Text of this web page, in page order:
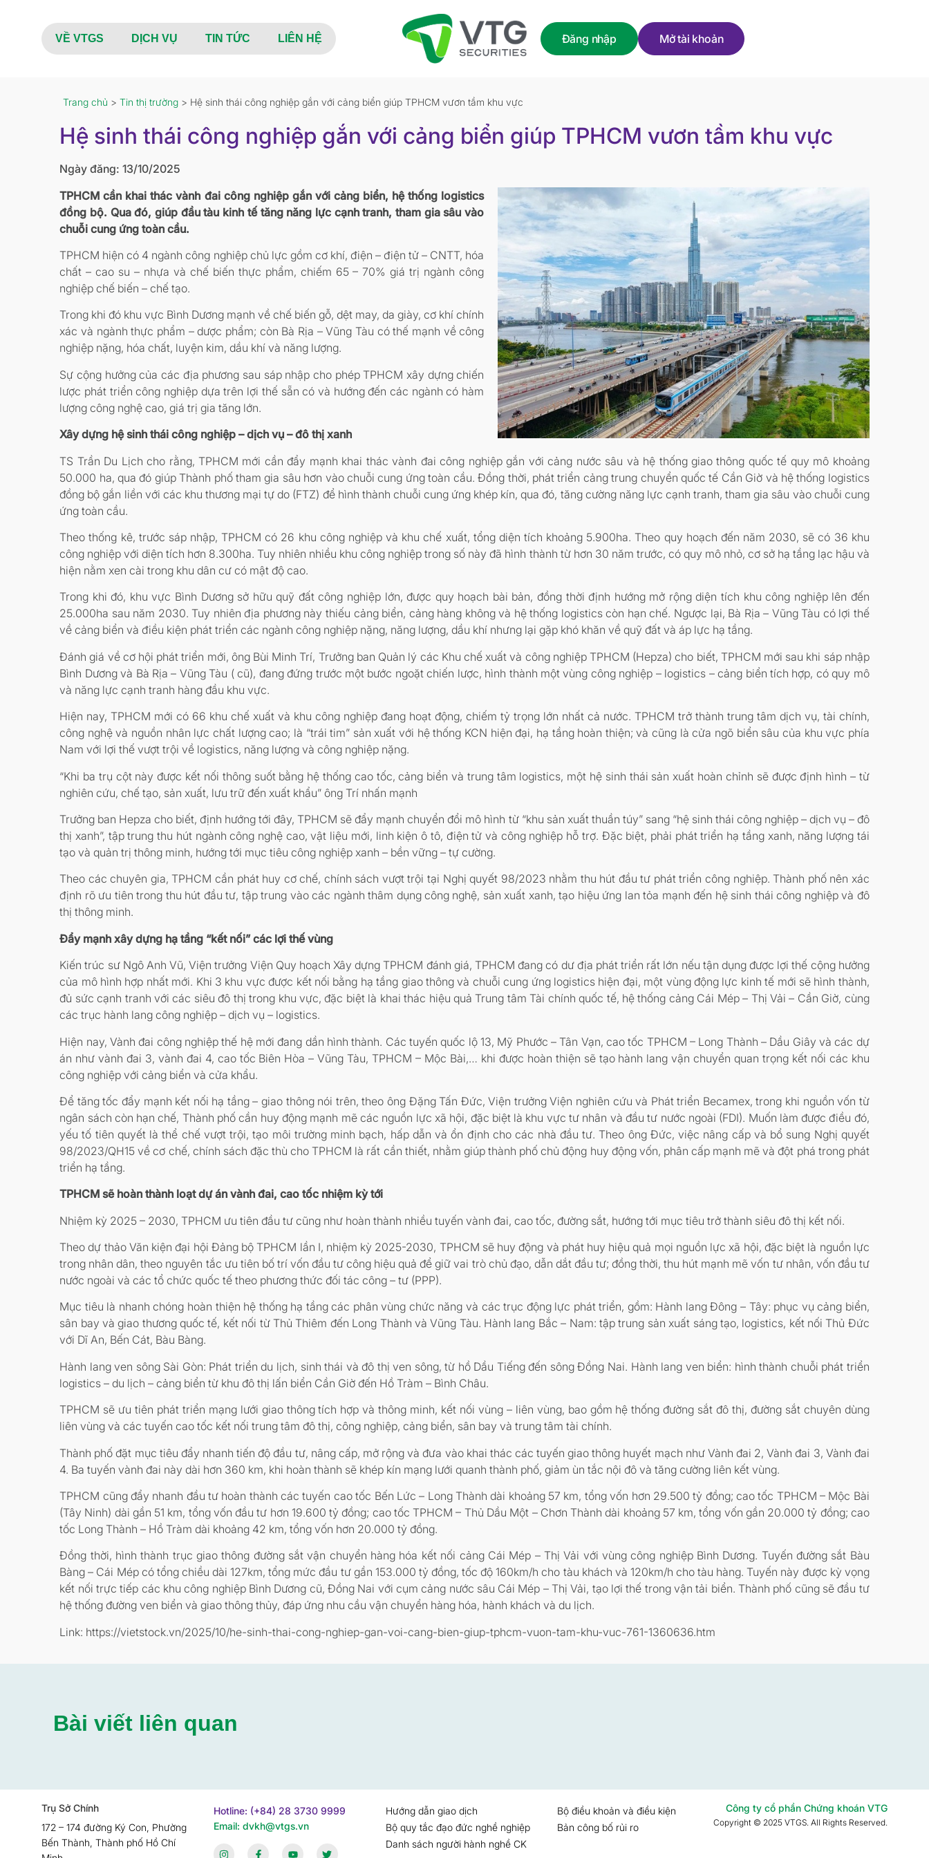
VỀ VTGS DỊCH VỤ TIN TỨC LIÊN HỆ Đăng nhập Mở tài khoản
Trang chủ >Tin thị trường > Hệ sinh thái công nghiệp gắn với cảng biển giúp TPHCM vươn tầm khu vực
Hệ sinh thái công nghiệp gắn với cảng biển giúp TPHCM vươn tầm khu vực
Ngày đăng: 13/10/2025
TPHCM cần khai thác vành đai công nghiệp gắn với cảng biển, hệ thống logistics
đồng bộ. Qua đó, giúp đầu tàu kinh tế tăng năng lực cạnh tranh, tham gia sâu vào
chuỗi cung ứng toàn cầu.
TPHCM hiện có 4 ngành công nghiệp chủ lực gồm cơ khí, điện – điện tử – CNTT, hóa
chất – cao su – nhựa và chế biến thực phẩm, chiếm 65 – 70% giá trị ngành công
nghiệp chế biến – chế tạo.
Trong khi đó khu vực Bình Dương mạnh về chế biến gỗ, dệt may, da giày, cơ khí chính
xác và ngành thực phẩm – dược phẩm; còn Bà Rịa – Vũng Tàu có thế mạnh về công
nghiệp nặng, hóa chất, luyện kim, dầu khí và năng lượng.
Sự cộng hưởng của các địa phương sau sáp nhập cho phép TPHCM xây dựng chiến
lược phát triển công nghiệp dựa trên lợi thế sẵn có và hướng đến các ngành có hàm
lượng công nghệ cao, giá trị gia tăng lớn.
Xây dựng hệ sinh thái công nghiệp – dịch vụ – đô thị xanh
TS Trần Du Lịch cho rằng, TPHCM mới cần đẩy mạnh khai thác vành đai công nghiệp gắn với cảng nước sâu và hệ thống giao thông quốc tế quy mô khoảng
50.000 ha, qua đó giúp Thành phố tham gia sâu hơn vào chuỗi cung ứng toàn cầu. Đồng thời, phát triển cảng trung chuyển quốc tế Cần Giờ và hệ thống logistics
đồng bộ gắn liền với các khu thương mại tự do (FTZ) để hình thành chuỗi cung ứng khép kín, qua đó, tăng cường năng lực cạnh tranh, tham gia sâu vào chuỗi cung
ứng toàn cầu.
Theo thống kê, trước sáp nhập, TPHCM có 26 khu công nghiệp và khu chế xuất, tổng diện tích khoảng 5.900ha. Theo quy hoạch đến năm 2030, sẽ có 36 khu
công nghiệp với diện tích hơn 8.300ha. Tuy nhiên nhiều khu công nghiệp trong số này đã hình thành từ hơn 30 năm trước, có quy mô nhỏ, cơ sở hạ tầng lạc hậu và
hiện nằm xen cài trong khu dân cư có mật độ cao.
Trong khi đó, khu vực Bình Dương sở hữu quỹ đất công nghiệp lớn, được quy hoạch bài bản, đồng thời định hướng mở rộng diện tích khu công nghiệp lên đến
25.000ha sau năm 2030. Tuy nhiên địa phương này thiếu cảng biển, cảng hàng không và hệ thống logistics còn hạn chế. Ngược lại, Bà Rịa – Vũng Tàu có lợi thế
về cảng biển và điều kiện phát triển các ngành công nghiệp nặng, năng lượng, dầu khí nhưng lại gặp khó khăn về quỹ đất và áp lực hạ tầng.
Đánh giá về cơ hội phát triển mới, ông Bùi Minh Trí, Trưởng ban Quản lý các Khu chế xuất và công nghiệp TPHCM (Hepza) cho biết, TPHCM mới sau khi sáp nhập
Bình Dương và Bà Rịa – Vũng Tàu ( cũ), đang đứng trước một bước ngoặt chiến lược, hình thành một vùng công nghiệp – logistics – cảng biển tích hợp, có quy mô
và năng lực cạnh tranh hàng đầu khu vực.
Hiện nay, TPHCM mới có 66 khu chế xuất và khu công nghiệp đang hoạt động, chiếm tỷ trọng lớn nhất cả nước. TPHCM trở thành trung tâm dịch vụ, tài chính,
công nghệ và nguồn nhân lực chất lượng cao; là “trái tim” sản xuất với hệ thống KCN hiện đại, hạ tầng hoàn thiện; và cũng là cửa ngõ biển sâu của khu vực phía
Nam với lợi thế vượt trội về logistics, năng lượng và công nghiệp nặng.
“Khi ba trụ cột này được kết nối thông suốt bằng hệ thống cao tốc, cảng biển và trung tâm logistics, một hệ sinh thái sản xuất hoàn chỉnh sẽ được định hình – từ
nghiên cứu, chế tạo, sản xuất, lưu trữ đến xuất khẩu” ông Trí nhấn mạnh
Trưởng ban Hepza cho biết, định hướng tới đây, TPHCM sẽ đẩy mạnh chuyển đổi mô hình từ “khu sản xuất thuần túy” sang “hệ sinh thái công nghiệp – dịch vụ – đô
thị xanh”, tập trung thu hút ngành công nghệ cao, vật liệu mới, linh kiện ô tô, điện tử và công nghiệp hỗ trợ. Đặc biệt, phải phát triển hạ tầng xanh, năng lượng tái
tạo và quản trị thông minh, hướng tới mục tiêu công nghiệp xanh – bền vững – tự cường.
Theo các chuyên gia, TPHCM cần phát huy cơ chế, chính sách vượt trội tại Nghị quyết 98/2023 nhằm thu hút đầu tư phát triển công nghiệp. Thành phố nên xác
định rõ ưu tiên trong thu hút đầu tư, tập trung vào các ngành thâm dụng công nghệ, sản xuất xanh, tạo hiệu ứng lan tỏa mạnh đến hệ sinh thái công nghiệp và đô
thị thông minh.
Đẩy mạnh xây dựng hạ tầng “kết nối” các lợi thế vùng
Kiến trúc sư Ngô Anh Vũ, Viện trưởng Viện Quy hoạch Xây dựng TPHCM đánh giá, TPHCM đang có dư địa phát triển rất lớn nếu tận dụng được lợi thế cộng hưởng
của mô hình hợp nhất mới. Khi 3 khu vực được kết nối bằng hạ tầng giao thông và chuỗi cung ứng logistics hiện đại, một vùng động lực kinh tế mới sẽ hình thành,
đủ sức cạnh tranh với các siêu đô thị trong khu vực, đặc biệt là khai thác hiệu quả Trung tâm Tài chính quốc tế, hệ thống cảng Cái Mép – Thị Vải – Cần Giờ, cùng
các trục hành lang công nghiệp – dịch vụ – logistics.
Hiện nay, Vành đai công nghiệp thế hệ mới đang dần hình thành. Các tuyến quốc lộ 13, Mỹ Phước – Tân Vạn, cao tốc TPHCM – Long Thành – Dầu Giây và các dự
án như vành đai 3, vành đai 4, cao tốc Biên Hòa – Vũng Tàu, TPHCM – Mộc Bài,… khi được hoàn thiện sẽ tạo hành lang vận chuyển quan trọng kết nối các khu
công nghiệp với cảng biển và cửa khẩu.
Để tăng tốc đẩy mạnh kết nối hạ tầng – giao thông nói trên, theo ông Đặng Tấn Đức, Viện trưởng Viện nghiên cứu và Phát triển Becamex, trong khi nguồn vốn từ
ngân sách còn hạn chế, Thành phố cần huy động mạnh mẽ các nguồn lực xã hội, đặc biệt là khu vực tư nhân và đầu tư nước ngoài (FDI). Muốn làm được điều đó,
yếu tố tiên quyết là thể chế vượt trội, tạo môi trường minh bạch, hấp dẫn và ổn định cho các nhà đầu tư. Theo ông Đức, việc nâng cấp và bổ sung Nghị quyết
98/2023/QH15 về cơ chế, chính sách đặc thù cho TPHCM là rất cần thiết, nhằm giúp thành phố chủ động huy động vốn, phân cấp mạnh mẽ và đột phá trong phát
triển hạ tầng.
TPHCM sẽ hoàn thành loạt dự án vành đai, cao tốc nhiệm kỳ tới
Nhiệm kỳ 2025 – 2030, TPHCM ưu tiên đầu tư cũng như hoàn thành nhiều tuyến vành đai, cao tốc, đường sắt, hướng tới mục tiêu trở thành siêu đô thị kết nối.
Theo dự thảo Văn kiện đại hội Đảng bộ TPHCM lần I, nhiệm kỳ 2025-2030, TPHCM sẽ huy động và phát huy hiệu quả mọi nguồn lực xã hội, đặc biệt là nguồn lực
trong nhân dân, theo nguyên tắc ưu tiên bố trí vốn đầu tư công hiệu quả để giữ vai trò chủ đạo, dẫn dắt đầu tư; đồng thời, thu hút mạnh mẽ vốn tư nhân, vốn đầu tư
nước ngoài và các tổ chức quốc tế theo phương thức đối tác công – tư (PPP).
Mục tiêu là nhanh chóng hoàn thiện hệ thống hạ tầng các phân vùng chức năng và các trục động lực phát triển, gồm: Hành lang Đông – Tây: phục vụ cảng biển,
sân bay và giao thương quốc tế, kết nối từ Thủ Thiêm đến Long Thành và Vũng Tàu. Hành lang Bắc – Nam: tập trung sản xuất sáng tạo, logistics, kết nối Thủ Đức
với Dĩ An, Bến Cát, Bàu Bàng.
Hành lang ven sông Sài Gòn: Phát triển du lịch, sinh thái và đô thị ven sông, từ hồ Dầu Tiếng đến sông Đồng Nai. Hành lang ven biển: hình thành chuỗi phát triển
logistics – du lịch – cảng biển từ khu đô thị lấn biển Cần Giờ đến Hồ Tràm – Bình Châu.
TPHCM sẽ ưu tiên phát triển mạng lưới giao thông tích hợp và thông minh, kết nối vùng – liên vùng, bao gồm hệ thống đường sắt đô thị, đường sắt chuyên dùng
liên vùng và các tuyến cao tốc kết nối trung tâm đô thị, công nghiệp, cảng biển, sân bay và trung tâm tài chính.
Thành phố đặt mục tiêu đẩy nhanh tiến độ đầu tư, nâng cấp, mở rộng và đưa vào khai thác các tuyến giao thông huyết mạch như Vành đai 2, Vành đai 3, Vành đai
4. Ba tuyến vành đai này dài hơn 360 km, khi hoàn thành sẽ khép kín mạng lưới quanh thành phố, giảm ùn tắc nội đô và tăng cường liên kết vùng.
TPHCM cũng đẩy nhanh đầu tư hoàn thành các tuyến cao tốc Bến Lức – Long Thành dài khoảng 57 km, tổng vốn hơn 29.500 tỷ đồng; cao tốc TPHCM – Mộc Bài
(Tây Ninh) dài gần 51 km, tổng vốn đầu tư hơn 19.600 tỷ đồng; cao tốc TPHCM – Thủ Dầu Một – Chơn Thành dài khoảng 57 km, tổng vốn gần 20.000 tỷ đồng; cao
tốc Long Thành – Hồ Tràm dài khoảng 42 km, tổng vốn hơn 20.000 tỷ đồng.
Đồng thời, hình thành trục giao thông đường sắt vận chuyển hàng hóa kết nối cảng Cái Mép – Thị Vải với vùng công nghiệp Bình Dương. Tuyến đường sắt Bàu
Bàng – Cái Mép có tổng chiều dài 127km, tổng mức đầu tư gần 153.000 tỷ đồng, tốc độ 160km/h cho tàu khách và 120km/h cho tàu hàng. Tuyến này được kỳ vọng
kết nối trực tiếp các khu công nghiệp Bình Dương cũ, Đồng Nai với cụm cảng nước sâu Cái Mép – Thị Vải, tạo lợi thế trong vận tải biển. Thành phố cũng sẽ đầu tư
hệ thống đường ven biển và giao thông thủy, đáp ứng nhu cầu vận chuyển hàng hóa, hành khách và du lịch.
Link: https://vietstock.vn/2025/10/he-sinh-thai-cong-nghiep-gan-voi-cang-bien-giup-tphcm-vuon-tam-khu-vuc-761-1360636.htm
Bài viết liên quan
Trụ Sở Chính
172 – 174 đường Ký Con, Phường
Bến Thành, Thành phố Hồ Chí
Hotline: (+84) 28 3730 9999
Email: dvkh@vtgs.vn
Hướng dẫn giao dịch
Bộ quy tắc đạo đức nghề nghiệp
Danh sách người hành nghề CK
Bộ điều khoản và điều kiện
Bản công bố rủi ro
Công ty cổ phần Chứng khoán VTG
Copyright © 2025 VTGS. All Rights Reserved.